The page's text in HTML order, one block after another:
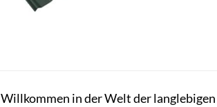
Willkommen in der Welt der